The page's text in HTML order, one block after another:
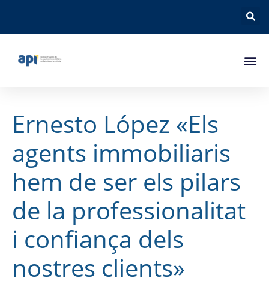
Ernesto López «Els
agents immobiliaris
hem de ser els pilars
de la professionalitat
i confiança dels
nostres clients»